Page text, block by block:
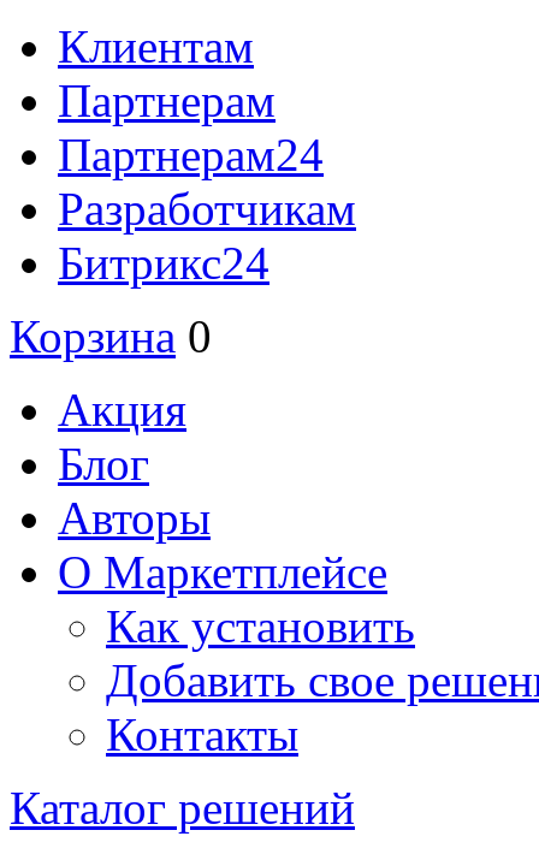
Клиентам
Партнерам
Партнерам24
Разработчикам
Битрикс24
Корзина 0
Акция
Блог
Авторы
О Маркетплейсе
Как установить
Добавить свое
Контакты
Каталог решений